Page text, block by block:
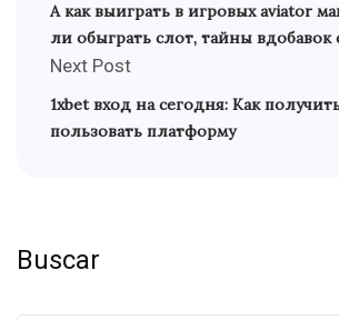
А как выиграть в игровых aviator
ли обыграть слот, тайны вдобавок
Next Post
1xbet вход на сегодня: Как
пользовать платформу
Buscar